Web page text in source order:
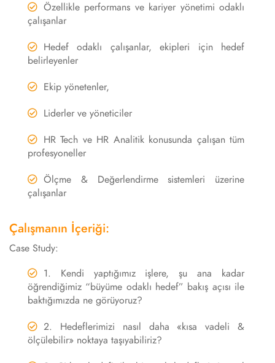
Özellikle performans ve kariyer yönetimi odaklı
çalışanlar
Hedef odaklı çalışanlar, ekipleri için hedef
belirleyenler
Ekip yönetenler,
Liderler ve yöneticiler
HR Tech ve HR Analitik konusunda çalışan tüm
profesyoneller
Ölçme & Değerlendirme sistemleri üzerine
çalışanlar
Çalışmanın İçeriği:
Case Study:
1. Kendi yaptığımız işlere, şu ana kadar
öğrendiğimiz “büyüme odaklı hedef” bakış açısı ile
baktığımızda ne görüyoruz?
2. Hedeflerimizi nasıl daha «kısa vadeli &
ölçülebilir» noktaya taşıyabiliriz?